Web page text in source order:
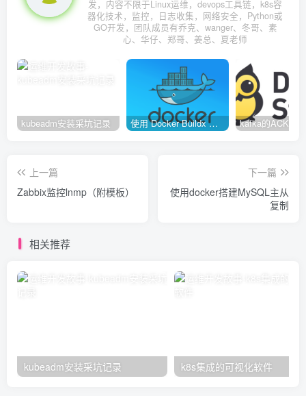
发，内容不限于Linux运维，devops工具链，k8s容
器化技术，监控，日志收集，网络安全，Python或
GO开发，团队成员有乔克、wanger、冬哥、素
心、华仔、郑哥、姜总、夏老师
kubeadm安装采坑记录 使用 Docker Buildx 构建多种系统架构镜像
上一篇
Zabbix监控lnmp（附模板）
下一篇
使用docker搭建MySQL主从
复制
相关推荐
kubeadm安装采坑记录 k8s集成的可视化软件